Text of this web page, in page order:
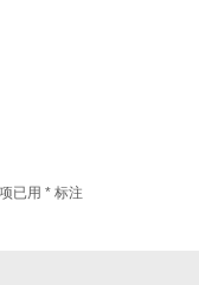
已用 * 标注